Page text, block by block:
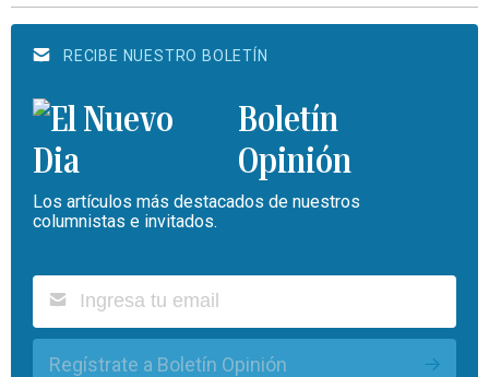
RECIBE NUESTRO BOLETÍN
Boletín
Opinión
Los artículos más destacados de nuestros
columnistas e invitados.
Regístrate a Boletín Opinión